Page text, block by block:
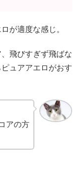
が適度な感じ。
飛びすぎず飛ばな
ュアアエロがおす
アの方